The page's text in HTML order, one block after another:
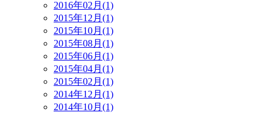
2016年02月(1)
2015年12月(1)
2015年10月(1)
2015年08月(1)
2015年06月(1)
2015年04月(1)
2015年02月(1)
2014年12月(1)
2014年10月(1)